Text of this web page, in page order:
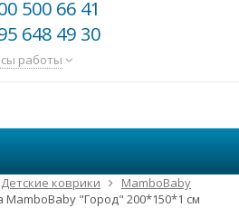
500 66 41
648 49 30
работы
Детские коврики
MamboBaby
MamboBaby "Город" 200*150*1 см